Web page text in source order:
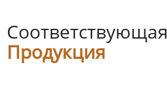
Соответствующая
Продукция